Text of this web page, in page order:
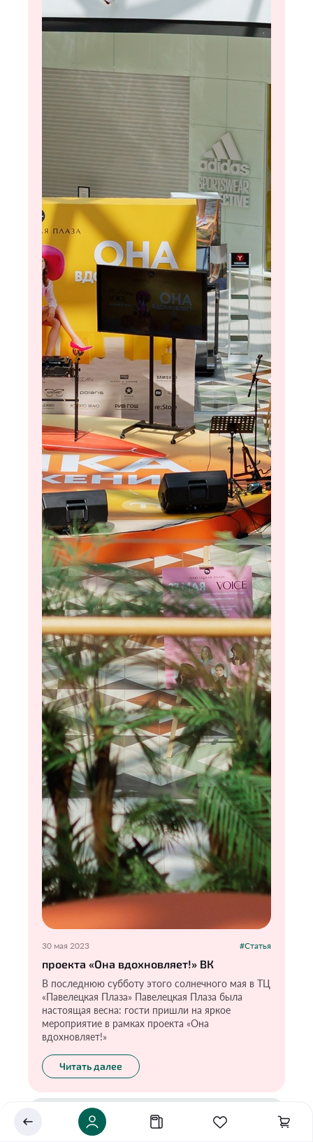
30 мая 2023 #Статья
проекта «Она вдохновляет!» ВК
В последнюю субботу этого солнечного мая в ТЦ
«Павелецкая Плаза» Павелецкая Плаза была
настоящая весна: гости пришли на яркое
мероприятие в рамках проекта «Она
вдохновляет!»
Читать далее
Укажите ваш город
Это важно для корректной работы Экоразноса и
дальнейших персональных функций сервиса.